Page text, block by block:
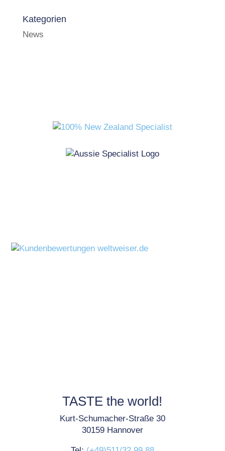
Kategorien
News
TASTE the world!
Kurt-Schumacher-Straße 30
30159 Hannover